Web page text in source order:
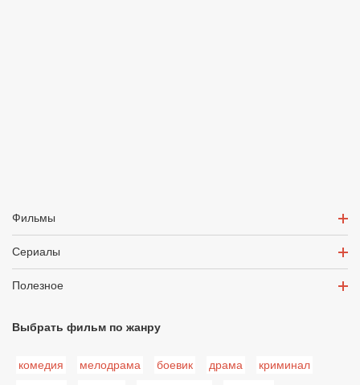
Фильмы
Сериалы
Полезное
Выбрать фильм по жанру
комедия мелодрама боевик драма
криминал